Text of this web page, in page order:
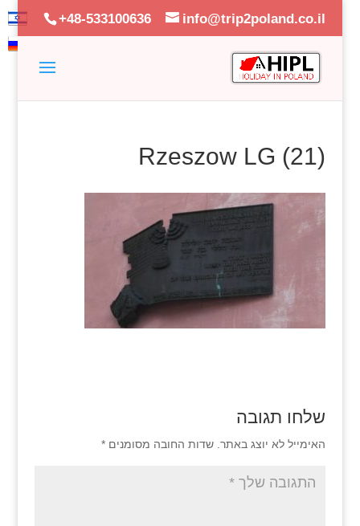
+48-533100636 info@trip2poland.co.il
Rzeszow LG (21)
שלחו תגובה
האימייל לא יוצג באתר. שדות החובה מסומנים *